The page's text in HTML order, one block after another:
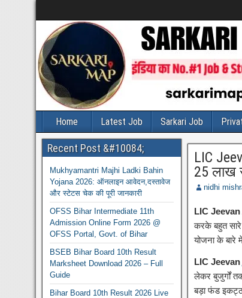
Home Latest Job Sarkari Job
LIC
25 लाख
nidhi
LIC
करके बहुत सारे
योजना के बारे
LIC Jeevan
लेकर बुजुर्गों
बड़ा फंड
Recent Post &#10084;
Mukhyamantri Majhi Ladki Bahin
Yojana 2026: ऑनलाइन आवेदन,दस्तावेज
और स्टेटस चेक की पूरी जानकारी
OFSS Bihar Intermediate 11th
Admission Online Form 2026 @
OFSS Portal, Govt. of Bihar
BSEB Bihar Board 10th Result
Marksheet Download 2026 – Full
Guide
Bihar Board 10th Result 2026 Live